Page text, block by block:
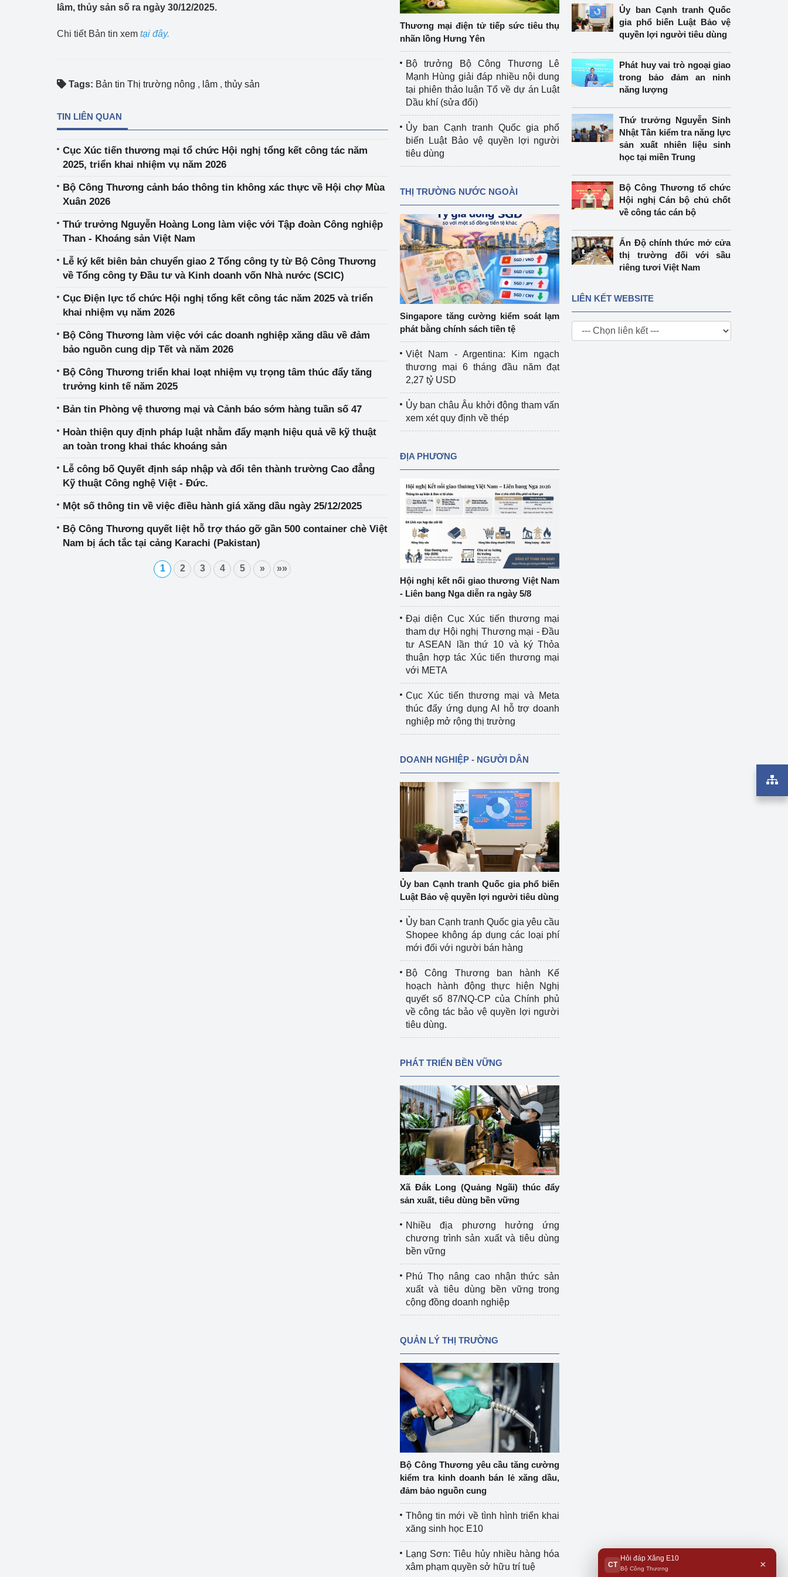
Công Thương - Công luận
Bản tin Thị trường Nông Lâm Thủy sản
Phát triển bền vững
Tổ chức kiểm định
Tổ chức kiểm định kỹ thuật an toàn lao
Bộ Công Thương
động kiểm định thiết bị, dụng cụ điện
làm việc ở môi trường không có nguy
Cơ sở sản xuất, sửa chữa chai chứa
nghiệp vụ kiểm định kỹ thuật an toàn
lao động
Văn hóa ngành Công Thương
Quản lý thị trường
Sử dụng năng lượng tiết kiệm và
hiệu quả
Hiệu quả năng lượng
Khoa học, công nghệ và đổi mới sáng
Thông báo
Văn bản về môi trường
Đọc báo giúp bạn
Bảo vệ nền tảng tư tưởng của Đảng
Doanh nghiệp - Người dân
Xúc tiến thương mại Khu vực miền Bắc
Thị trường nước ngoài
Thị trường châu Âu – châu Mỹ
Thị trường trong nước
Ngành Công Thương đưa nghị quyết
Đại hội XIV của Đảng vào cuộc sống
Phát triển công nghiệp
Chính sách
Phát triển năng lượng
lâm, thủy sản số ra ngày 30/12/2025.
Chi tiết Bản tin xem tại đây.
Tags: Bản tin Thị trường nông , lâm , thủy sản
TIN LIÊN QUAN
Cục Xúc tiến thương mại tổ chức Hội nghị tổng kết công tác năm
2025, triển khai nhiệm vụ năm 2026
Bộ Công Thương cảnh báo thông tin không xác thực về Hội chợ Mùa
Xuân 2026
Thứ trưởng Nguyễn Hoàng Long làm việc với Tập đoàn Công nghiệp
Than - Khoáng sản Việt Nam
Lễ ký kết biên bản chuyển giao 2 Tổng công ty từ Bộ Công Thương
về Tổng công ty Đầu tư và Kinh doanh vốn Nhà nước (SCIC)
Cục Điện lực tổ chức Hội nghị tổng kết công tác năm 2025 và triển
khai nhiệm vụ năm 2026
Bộ Công Thương làm việc với các doanh nghiệp xăng dầu về đảm
bảo nguồn cung dịp Tết và năm 2026
Bộ Công Thương triển khai loạt nhiệm vụ trọng tâm thúc đẩy tăng
trưởng kinh tế năm 2025
Bản tin Phòng vệ thương mại và Cảnh báo sớm hàng tuần số 47
Hoàn thiện quy định pháp luật nhằm đẩy mạnh hiệu quả về kỹ thuật
an toàn trong khai thác khoáng sản
Lễ công bố Quyết định sáp nhập và đổi tên thành trường Cao đẳng
Kỹ thuật Công nghệ Việt - Đức.
Một số thông tin về việc điều hành giá xăng dầu ngày 25/12/2025
Bộ Công Thương quyết liệt hỗ trợ tháo gỡ gần 500 container chè Việt
Nam bị ách tắc tại cảng Karachi (Pakistan)
1 2 3 4 5 » »»
Thương mại điện tử tiếp sức tiêu thụ
nhãn lồng Hưng Yên
Bộ trưởng Bộ Công Thương Lê
Mạnh Hùng giải đáp nhiều nội dung
tại phiên thảo luận Tổ về dự án Luật
Dầu khí (sửa đổi)
Ủy ban Cạnh tranh Quốc gia phổ
biến Luật Bảo vệ quyền lợi người
tiêu dùng
THỊ TRƯỜNG NƯỚC NGOÀI
Singapore tăng cường kiểm soát lạm
phát bằng chính sách tiền tệ
Việt Nam - Argentina: Kim ngạch
thương mại 6 tháng đầu năm đạt
2,27 tỷ USD
Ủy ban châu Âu khởi động tham vấn
xem xét quy định về thép
ĐỊA PHƯƠNG
Hội nghị kết nối giao thương Việt Nam
- Liên bang Nga diễn ra ngày 5/8
Đại diện Cục Xúc tiến thương mại
tham dự Hội nghị Thương mại - Đầu
tư ASEAN lần thứ 10 và ký Thỏa
thuận hợp tác Xúc tiến thương mại
với META
Cục Xúc tiến thương mại và Meta
thúc đẩy ứng dụng AI hỗ trợ doanh
nghiệp mở rộng thị trường
DOANH NGHIỆP - NGƯỜI DÂN
Ủy ban Cạnh tranh Quốc gia phổ biến
Luật Bảo vệ quyền lợi người tiêu dùng
Ủy ban Cạnh tranh Quốc gia yêu cầu
Shopee không áp dụng các loại phí
mới đối với người bán hàng
Bộ Công Thương ban hành Kế
hoạch hành động thực hiện Nghị
quyết số 87/NQ-CP của Chính phủ
về công tác bảo vệ quyền lợi người
tiêu dùng.
PHÁT TRIỂN BỀN VỮNG
Xã Đắk Long (Quảng Ngãi) thúc đẩy
sản xuất, tiêu dùng bền vững
Nhiều địa phương hưởng ứng
chương trình sản xuất và tiêu dùng
bền vững
Phú Thọ nâng cao nhận thức sản
xuất và tiêu dùng bền vững trong
cộng đồng doanh nghiệp
QUẢN LÝ THỊ TRƯỜNG
Bộ Công Thương yêu cầu tăng cường
kiểm tra kinh doanh bán lẻ xăng dầu,
đảm bảo nguồn cung
Thông tin mới về tình hình triển khai
xăng sinh học E10
Lạng Sơn: Tiêu hủy nhiều hàng hóa
xâm phạm quyền sở hữu trí tuệ
Ủy ban Cạnh tranh Quốc
gia phổ biến Luật Bảo vệ
quyền lợi người tiêu dùng
Phát huy vai trò ngoại giao
trong bảo đảm an ninh
năng lượng
Thứ trưởng Nguyễn Sinh
Nhật Tân kiểm tra năng lực
sản xuất nhiên liệu sinh
học tại miền Trung
Bộ Công Thương tổ chức
Hội nghị Cán bộ chủ chốt
về công tác cán bộ
Ấn Độ chính thức mở cửa
thị trường đối với sầu
riêng tươi Việt Nam
LIÊN KẾT WEBSITE
CT
Hỏi đáp Xăng E10
Bộ Công Thương ×